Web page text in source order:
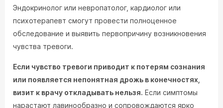
Эндокринолог или невропатолог, кардиолог или
психотерапевт смогут провести полноценное
обследование и выявить первопричину возникновения
чувства тревоги.
Если чувство тревоги приводит к потерям сознания
или появляется непонятная дрожь в конечностях,
визит к врачу откладывать нельзя. Если симптомы
нарастают лавинообразно и сопровождаются ярко